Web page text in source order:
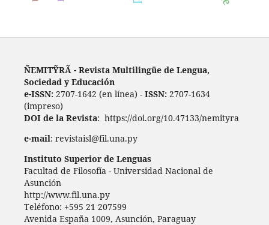
ÑEMITỸRÃ - Revista Multilingüe de Lengua,
Sociedad y Educación
e-ISSN:2707-1642 (en línea) - ISSN:2707-1634
(impreso)
DOI de la Revista: https://doi.org/10.47133/nemityra
e-mail: revistaisl@fil.una.py
Instituto Superior de Lenguas
Facultad de Filosofía - Universidad Nacional de
Asunción
http://www.fil.una.py
Teléfono: +595 21 207599
Avenida España 1009, Asunción, Paraguay